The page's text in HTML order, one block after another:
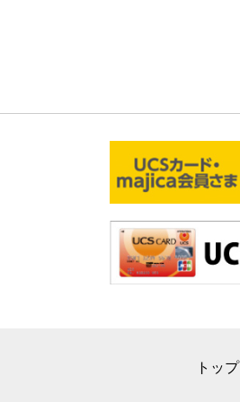
トップ